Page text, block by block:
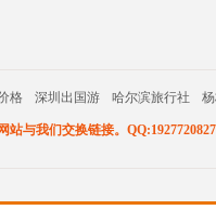
格 深圳出国游 哈尔滨旅行社
站与我们交换链接。QQ:1927720827